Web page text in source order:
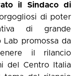
il Sindaco di
di poter
di grande
Lab promossa da
il rilancio
del Centro Italia